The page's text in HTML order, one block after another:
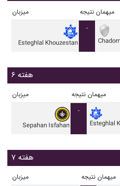
میزبان نتیجه میهمان
Esteghlal Khouzestan
-
هفته ۶
میزبان نتیجه میهمان
Sepahan Isfahan
-
Esteghlal
هفته ۷
میزبان نتیجه میهمان